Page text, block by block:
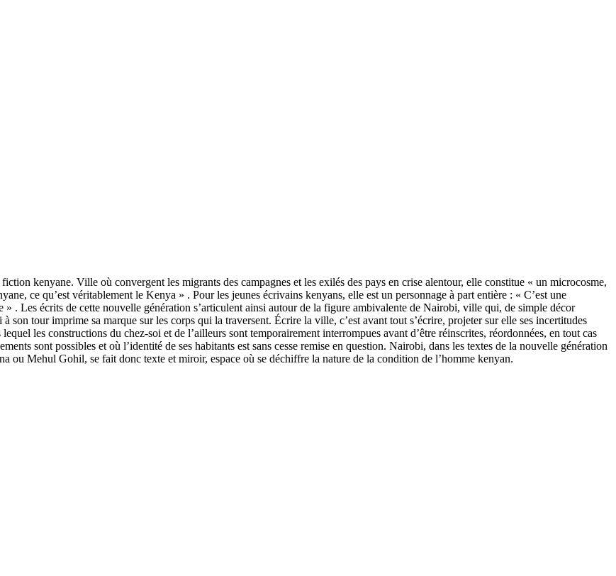
kenyane. Ville où convergent les migrants des campagnes et les exilés des pays en crise alentour, elle constitue « un microcosme,
ce qu’est véritablement le Kenya » . Pour les jeunes écrivains kenyans, elle est un personnage à part entière : « C’est une
. Les écrits de cette nouvelle génération s’articulent ainsi autour de la figure ambivalente de Nairobi, ville qui, de simple décor
son tour imprime sa marque sur les corps qui la traversent. Écrire la ville, c’est avant tout s’écrire, projeter sur elle ses incertitudes
les constructions du chez-soi et de l’ailleurs sont temporairement interrompues avant d’être réinscrites, réordonnées, en tout cas
sont possibles et où l’identité de ses habitants est sans cesse remise en question. Nairobi, dans les textes de la nouvelle génération
ou Mehul Gohil, se fait donc texte et miroir, espace où se déchiffre la nature de la condition de l’homme kenyan.